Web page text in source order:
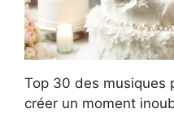
Top 30 des musiques
créer un moment